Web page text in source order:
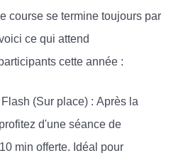
course se termine toujours par
ce qui attend
cette année :
(Sur place) : Après la
d'une séance de
min offerte. Idéal pour